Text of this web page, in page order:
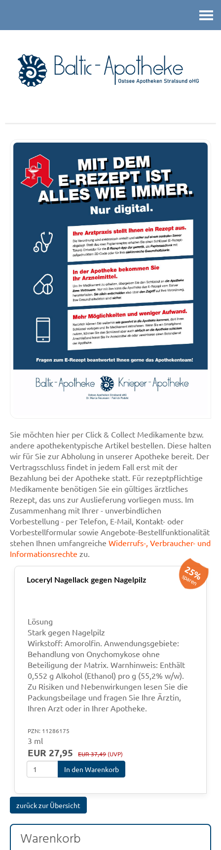
Sie möchten hier per Click & Collect Medikamente bzw.
andere apothekentypische Artikel bestellen. Diese halten
wir für Sie zur Abholung in unserer Apotheke bereit. Der
Vertragsschluss findet in jedem Fall erst mit der
Bezahlung bei der Apotheke statt. Für rezeptpflichtige
Medikamente benötigen Sie ein gültiges ärztliches
Rezept, das uns zur Auslieferung vorliegen muss. Im
Zusammenhang mit Ihrer - unverbindlichen
Vorbestellung - per Telefon, E-Mail, Kontakt- oder
Vorbestellformular sowie Angebote-Bestellfunktionalität
stehen Ihnen umfangreiche Widerrufs-, Verbraucher- und
Informationsrechte zu.
Loceryl Nagellack gegen Nagelpilz 25%
sparen
Lösung
Stark gegen Nagelpilz
Wirkstoff: Amorolfin. Anwendungsgebiete:
Behandlung von Onychomykose ohne
Beteiligung der Matrix. Warnhinweis: Enthält
0,552 g Alkohol (Ethanol) pro g (55,2% w/w).
Zu Risiken und Nebenwirkungen lesen Sie die
Packungsbeilage und fragen Sie Ihre Ärztin,
Ihren Arzt oder in Ihrer Apotheke.
PZN: 11286175
3 ml
EUR 27,95 EUR 37,49(UVP)
In den Warenkorb
zurück zur Übersicht
Warenkorb